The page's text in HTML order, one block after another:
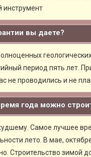
инструмент
вы даете?
период пять лет.
не проводились и не
года можно
Самое лучшее
лето. В мае,
Строительство зимой